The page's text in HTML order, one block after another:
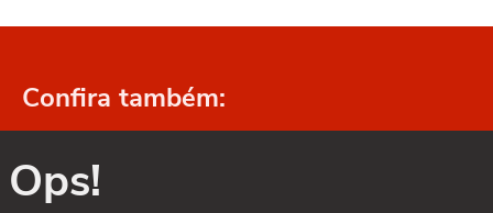
Confira também:
Ops!